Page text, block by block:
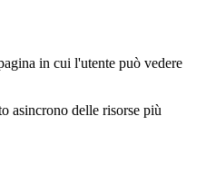
in cui l'utente può vedere
asincrono delle risorse più